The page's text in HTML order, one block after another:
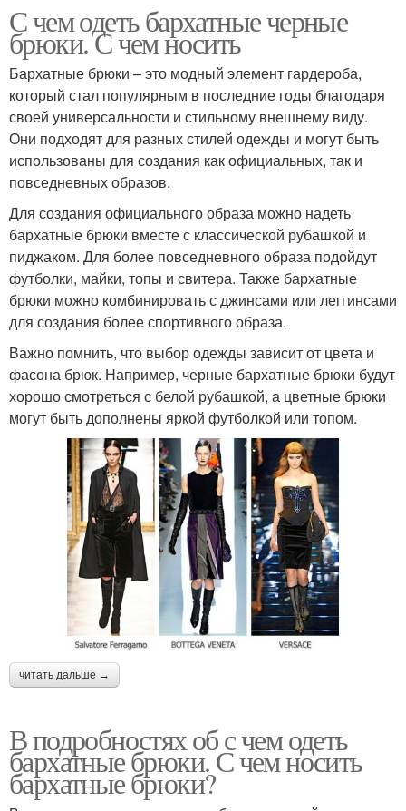
С чем одеть бархатные черные
брюки. С чем носить
Бархатные брюки – это модный элемент гардероба,
который стал популярным в последние годы благодаря
своей универсальности и стильному внешнему виду.
Они подходят для разных стилей одежды и могут быть
использованы для создания как официальных, так и
повседневных образов.
Для создания официального образа можно надеть
бархатные брюки вместе с классической рубашкой и
пиджаком. Для более повседневного образа подойдут
футболки, майки, топы и свитера. Также бархатные
брюки можно комбинировать с джинсами или леггинсами
для создания более спортивного образа.
Важно помнить, что выбор одежды зависит от цвета и
фасона брюк. Например, черные бархатные брюки будут
хорошо смотреться с белой рубашкой, а цветные брюки
могут быть дополнены яркой футболкой или топом.
читать дальше →
В подробностях об с чем одеть
бархатные брюки. С чем носить
бархатные брюки?